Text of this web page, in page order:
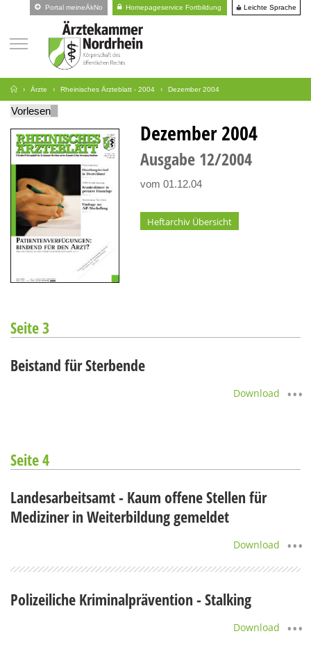
Portal meineÄkNo Homepageservice Fortbildung Leichte Sprache
Ärzte Rheinisches Ärzteblatt - 2004 Dezember 2004
Vorlesen
Dezember 2004
Ausgabe 12 2004
vom 01.12.04
Heftarchiv Übersicht
Seite 3
Beistand für Sterbende
Download
Seite 4
Landesarbeitsamt - Kaum offene Stellen für
Mediziner in Weiterbildung gemeldet
Download
Polizeiliche Kriminalprävention - Stalking
Download